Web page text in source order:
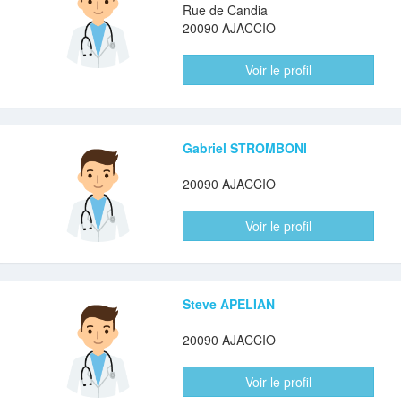
Rue de Candia
20090 AJACCIO
Voir le profil
Gabriel STROMBONI
20090 AJACCIO
Voir le profil
Steve APELIAN
20090 AJACCIO
Voir le profil